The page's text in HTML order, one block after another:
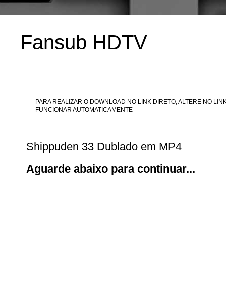
Fansub HDTV
PARA REALIZAR O DOWNLOAD NO LINK DIRETO, ALTERE NO
FUNCIONAR AUTOMATICAMENTE
Shippuden 33 Dublado em MP4
Aguarde abaixo para continuar...